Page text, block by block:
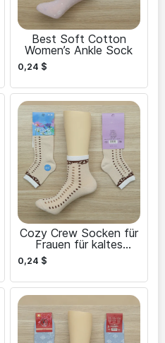
Best Soft Cotton
Women’s Ankle Sock
0,24 $
Cozy Crew Socken für
Frauen für kaltes
0,24 $